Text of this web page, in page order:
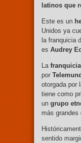
latinos que
Este es un
Unidos ya
la franquicia
es Audrey
La franquicia
por
otorgada por
tiene como
un grupo
más grandes
sentido